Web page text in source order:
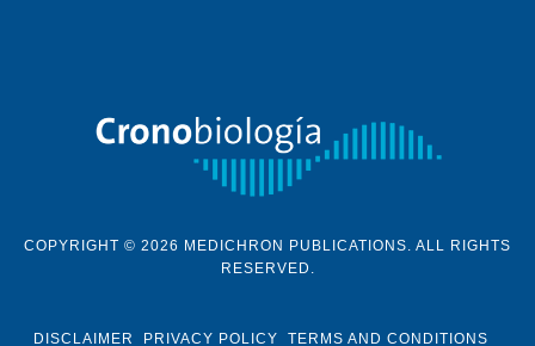
COPYRIGHT © 2026 MEDICHRON PUBLICATIONS. ALL RIGHTS
RESERVED.
DISCLAIMER PRIVACY POLICY TERMS AND CONDITIONS